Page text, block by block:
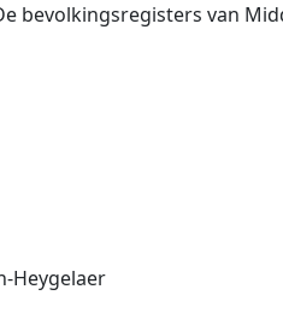
bevolkingsregisters van
Heygelaer